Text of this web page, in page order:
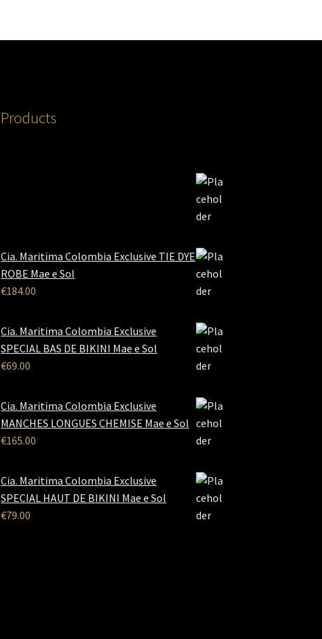
Products
Cia. Maritima Colombia Exclusive TIE DYE
ROBE Mae e Sol
€184.00
Cia. Maritima Colombia Exclusive
SPECIAL BAS DE BIKINI Mae e Sol
€69.00
Cia. Maritima Colombia Exclusive
MANCHES LONGUES CHEMISE Mae e Sol
€165.00
Cia. Maritima Colombia Exclusive
SPECIAL HAUT DE BIKINI Mae e Sol
€79.00